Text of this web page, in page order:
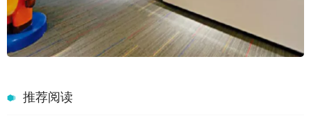
推荐阅读